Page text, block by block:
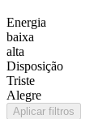
Energia
baixa
alta
Disposição
Triste
Alegre
Aplicar filtros